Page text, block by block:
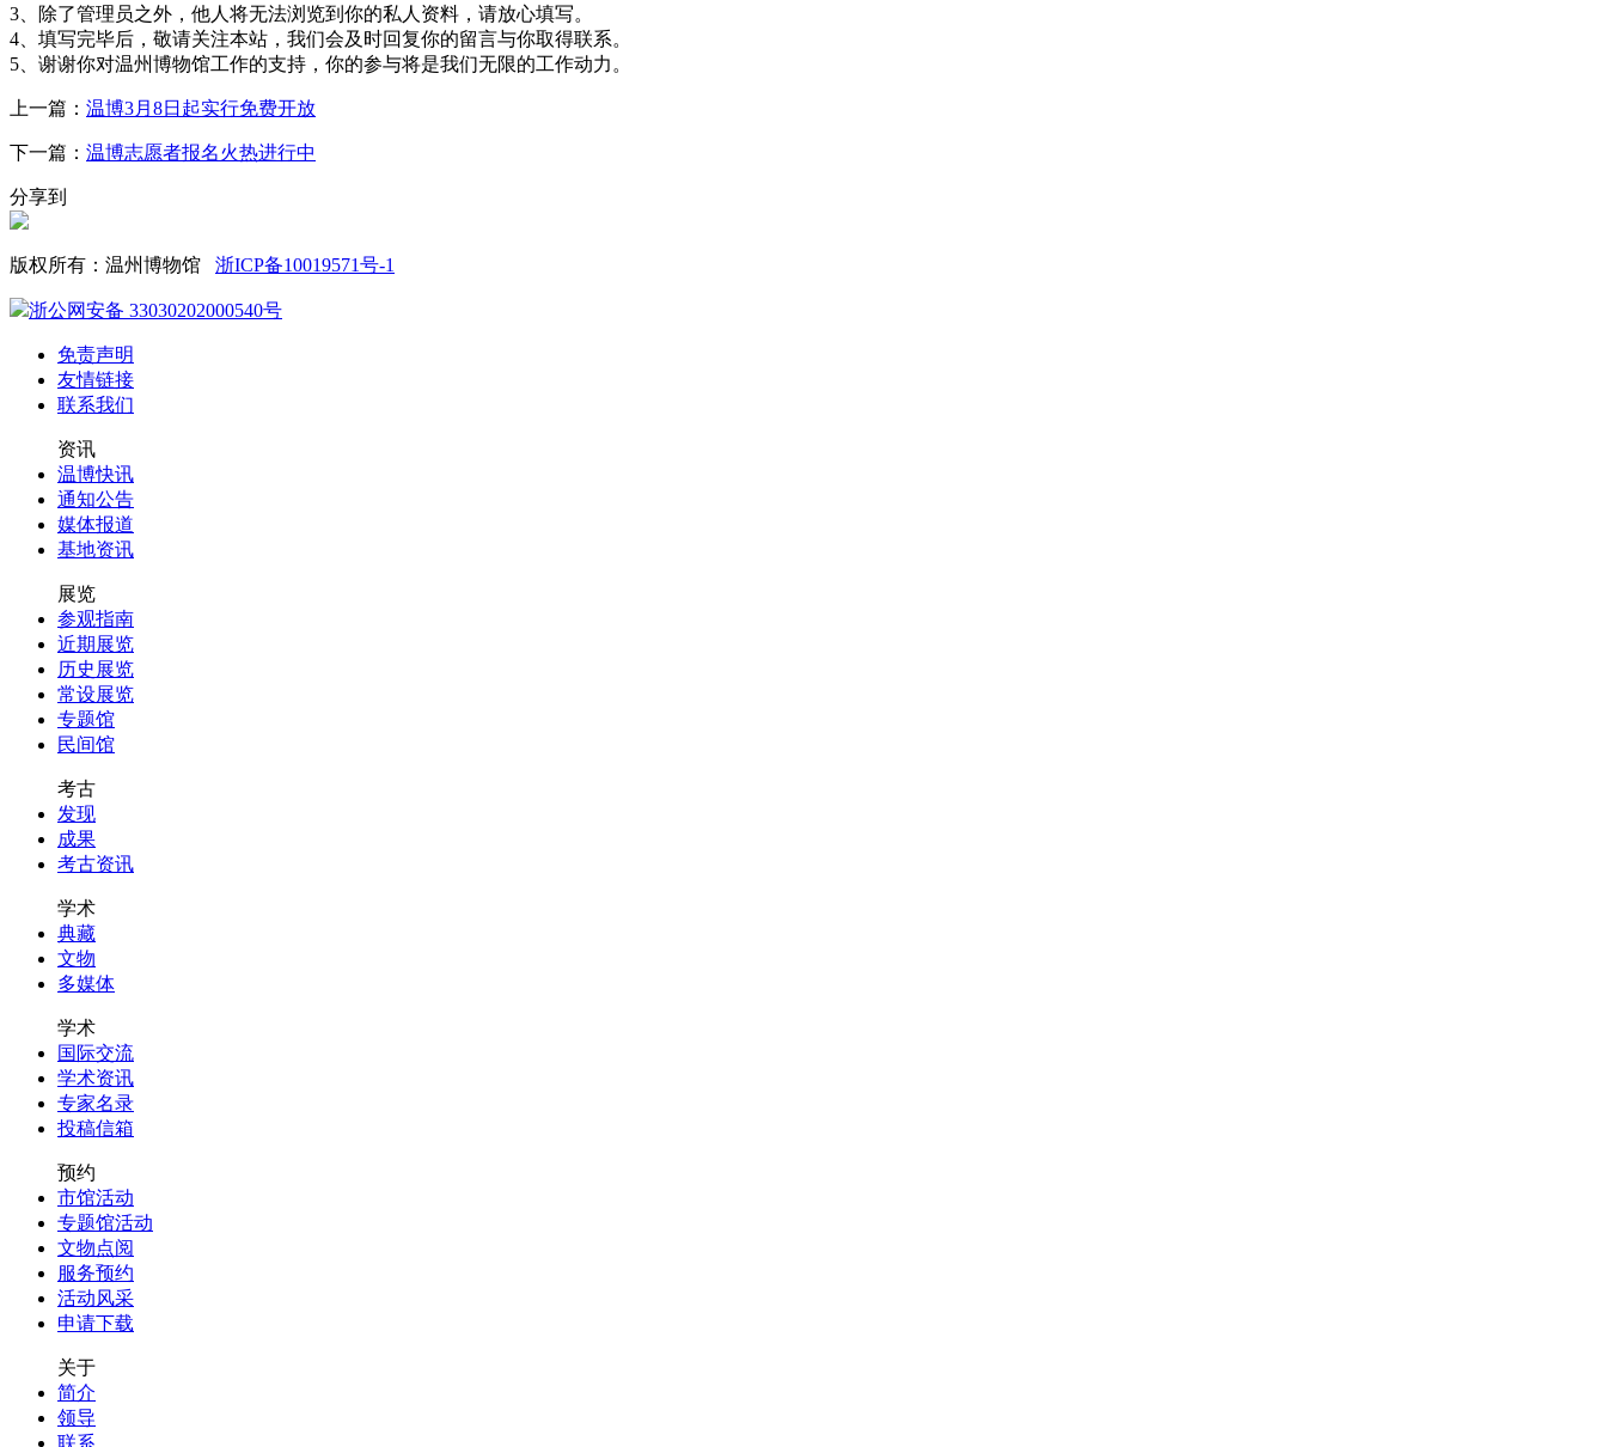
3、除了管理员之外，他人将无法浏览到你的私人资料，请放心填写。
4、填写完毕后，敬请关注本站，我们会及时回复你的留言与你取得联系。
5、谢谢你对温州博物馆工作的支持，你的参与将是我们无限的工作动力。
上一篇： 温博3月8日起实行免费开放
下一篇： 温博志愿者报名火热进行中
分享到
版权所有：温州博物馆 浙ICP备10019571号-1
浙公网安备 33030202000540号
免责声明
友情链接
联系我们
资讯
温博快讯
通知公告
媒体报道
基地资讯
展览
参观指南
近期展览
历史展览
常设展览
专题馆
民间馆
考古
发现
成果
考古资讯
学术
典藏
文物
多媒体
学术
国际交流
学术资讯
专家名录
投稿信箱
预约
市馆活动
专题馆活动
文物点阅
服务预约
活动风采
申请下载
关于
简介
领导
联系